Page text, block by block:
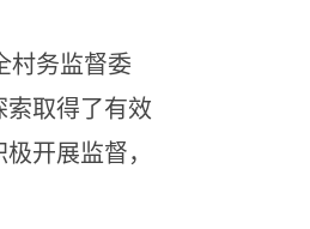
村务监督委
索取得了有效
开展监督，